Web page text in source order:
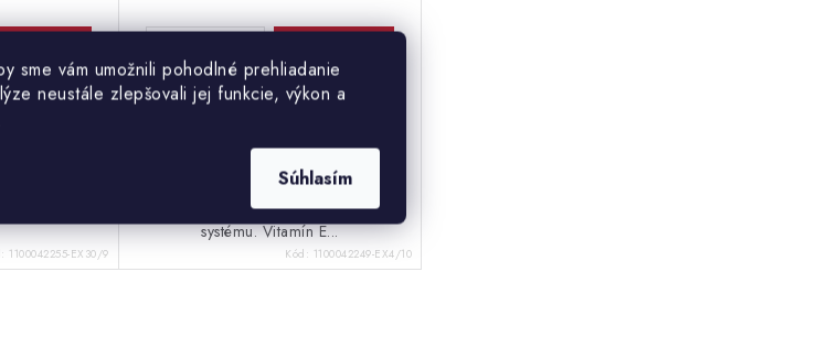
sme vám umožnili pohodlné prehliadanie
neustále zlepšovali jej funkcie, výkon a
Súhlasím
iné než
24 g
1100042255-EX30/9
Vitamín C a biotín, ktoré prispievajú
k správnej látkovej premene
dôležitej pre tvorbu energie a k
správnemu fungovaniu nervového
systému. Vitamín E...
Kód: 1100042249-EX4/10